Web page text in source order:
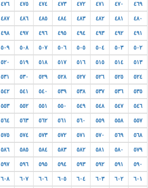
٤٦٩ ٤٧٠ ٤٧١ ٤٧٢ ٤٧٣ ٤٧٤ ٤٧٥ ٤٧٦
٤٨٠ ٤٨١ ٤٨٢ ٤٨٣ ٤٨٤ ٤٨٥ ٤٨٦ ٤٨٧
٤٩١ ٤٩٢ ٤٩٣ ٤٩٤ ٤٩٥ ٤٩٦ ٤٩٧ ٤٩٨
٥٠٢ ٥٠٣ ٥٠٤ ٥٠٥ ٥٠٦ ٥٠٧ ٥٠٨ ٥٠٩
٥١٣ ٥١٤ ٥١٥ ٥١٦ ٥١٧ ٥١٨ ٥١٩ ٥٢٠
٥٢٤ ٥٢٥ ٥٢٦ ٥٢٧ ٥٢٨ ٥٢٩ ٥٣٠ ٥٣١
٥٣٥ ٥٣٦ ٥٣٧ ٥٣٨ ٥٣٩ ٥٤٠ ٥٤١ ٥٤٢
٥٤٦ ٥٤٧ ٥٤٨ ٥٤٩ ٥٥٠ ٥٥١ ٥٥٢ ٥٥٣
٥٥٧ ٥٥٨ ٥٥٩ ٥٦٠ ٥٦١ ٥٦٢ ٥٦٣ ٥٦٤
٥٦٨ ٥٦٩ ٥٧٠ ٥٧١ ٥٧٢ ٥٧٣ ٥٧٤ ٥٧٥
٥٧٩ ٥٨٠ ٥٨١ ٥٨٢ ٥٨٣ ٥٨٤ ٥٨٥ ٥٨٦
٥٩٠ ٥٩١ ٥٩٢ ٥٩٣ ٥٩٤ ٥٩٥ ٥٩٦ ٥٩٧
٦٠١ ٦٠٢ ٦٠٣ ٦٠٤ ٦٠٥ ٦٠٦ ٦٠٧ ٦٠٨